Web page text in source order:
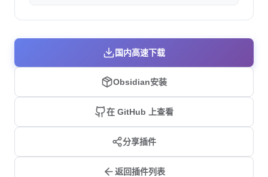
国内高速下载
Obsidian安装
在 GitHub 上查看
分享插件
返回插件列表